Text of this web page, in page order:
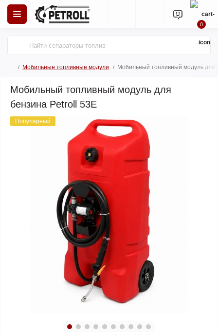
0
Мобильные топливные модули Мобильный топливный модуль для
Мобильный топливный модуль для
бензина Petroll 53E
Популярный